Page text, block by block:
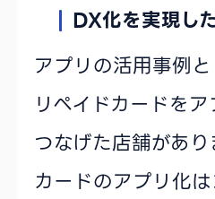
DX化を実現し
アプリの活用事例
リペイドカードを
つなげた店舗があ
カードのアプリ化